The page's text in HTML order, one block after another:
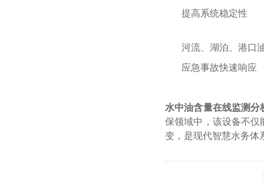
提高系统稳定性
河流、湖泊、港口
应急事故快速响应
水中油含量在线监测分
保领域中，该设备不仅
变，是现代智慧水务体